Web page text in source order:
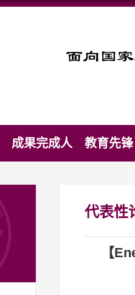
成果完成人 教育先锋
代表性
【